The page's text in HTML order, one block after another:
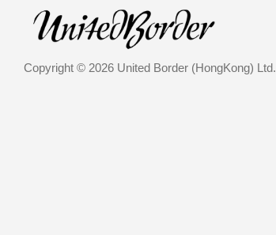
Copyright © 2026 United Border (HongKong) Ltd.